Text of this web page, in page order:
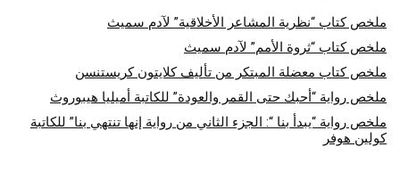
ملخص كتاب “نظرية المشاعر الأخلاقية” لآدم سميث
ملخص كتاب “ثروة الأمم” لآدم سميث
ملخص كتاب معضلة المبتكر من تأليف كلايتون كريستنسن
ملخص رواية “أحبك حتى القمر والعودة” للكاتبة أميليا هيبوروث
ملخص رواية “يبدأ بنا “: الجزء الثاني من رواية إنها تنتهي بنا” للكاتبة
كولين هوفر